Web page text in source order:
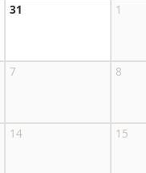
31 1
7 8
14 15